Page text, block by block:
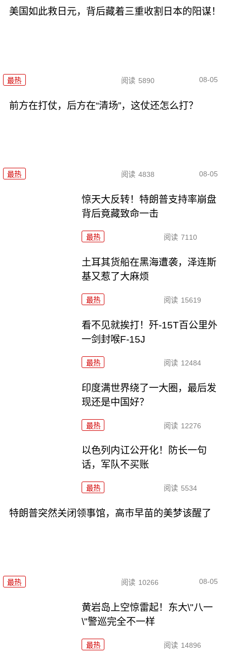
美国如此救日元，背后藏着三重收割日本的阳谋！
最热 阅读 5890 08-05
前方在打仗，后方在“清场”，这仗还怎么打？
最热 阅读 4838 08-05
惊天大反转！特朗普支持率崩盘
背后竟藏致命一击
最热 阅读 7110
土耳其货船在黑海遭袭，泽连斯
基又惹了大麻烦
最热 阅读 15619
看不见就挨打！歼-15T百公里外
一剑封喉F-15J
最热 阅读 12484
印度满世界绕了一大圈，最后发
现还是中国好？
最热 阅读 12276
以色列内讧公开化！防长一句
话，军队不买账
最热 阅读 5534
特朗普突然关闭领事馆，高市早苗的美梦该醒了
最热 阅读 10266 08-05
黄岩岛上空惊雷起！东大\"八一
\"警巡完全不一样
最热 阅读 14896